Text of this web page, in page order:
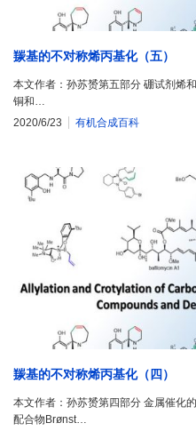
羰基的不对称烯丙基化（五）
本文作者：孙苏赟第五部分 硼试剂烯
铜和…
2020/6/23
有机合成百科
羰基的不对称烯丙基化（四）
本文作者：孙苏赟第四部分 金属催化
配合物Brønst…